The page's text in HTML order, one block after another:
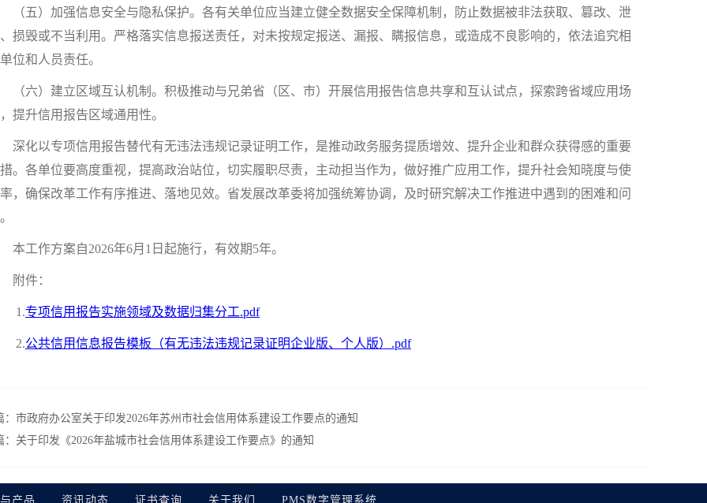
五）加强信息安全与隐私保护。各有关单位应当建立健全数据安全保障机制，防止数据被非法获取、篡改、泄
损毁或不当利用。严格落实信息报送责任，对未按规定报送、漏报、瞒报信息，或造成不良影响的，依法追究相
位和人员责任。
六）建立区域互认机制。积极推动与兄弟省（区、市）开展信用报告信息共享和互认试点，探索跨省域应用场
提升信用报告区域通用性。
化以专项信用报告替代有无违法违规记录证明工作，是推动政务服务提质增效、提升企业和群众获得感的重要
。各单位要高度重视，提高政治站位，切实履职尽责，主动担当作为，做好推广应用工作，提升社会知晓度与使
，确保改革工作有序推进、落地见效。省发展改革委将加强统筹协调，及时研究解决工作推进中遇到的困难和问
工作方案自2026年6月1日起施行，有效期5年。
件：
1.专项信用报告实施领域及数据归集分工.pdf
2.公共信用信息报告模板（有无违法违规记录证明企业版、个人版）.pdf
市政府办公室关于印发2026年苏州市社会信用体系建设工作要点的通知
关于印发《2026年盐城市社会信用体系建设工作要点》的通知
产品 资讯动态 证书查询 关于我们 PMS数字管理系统